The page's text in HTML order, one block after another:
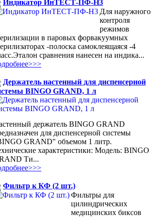
Индикатор ИнТЕСТ-ПФ-Н3
Для наружного
контроля
режимов
в паровых форвакуумных
-полоска самоклеящаяся -4
сравнения нанесен на индика...
Держатель настенный для диспенсерной
BINGO GRAND, 1 л
держатель BINGO GRAND
для диспенсерной системы
GRAND" объемом 1 литр.
характеристики: Модель: BINGO
Ти...
Фильтр к КФ (2 шт.)
Фильтры для
цилиндрических
медицинских биксов